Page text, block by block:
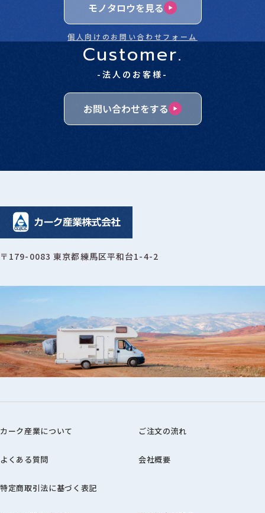
モノタロウを見る
個人向けのお問い合わせフォーム
Customer.
-法人のお客様-
お問い合わせをする
〒179-0083 東京都練馬区平和台1-4-2
カーク産業について ご注文の流れ
よくある質問 会社概要
特定商取引法に基づく表記